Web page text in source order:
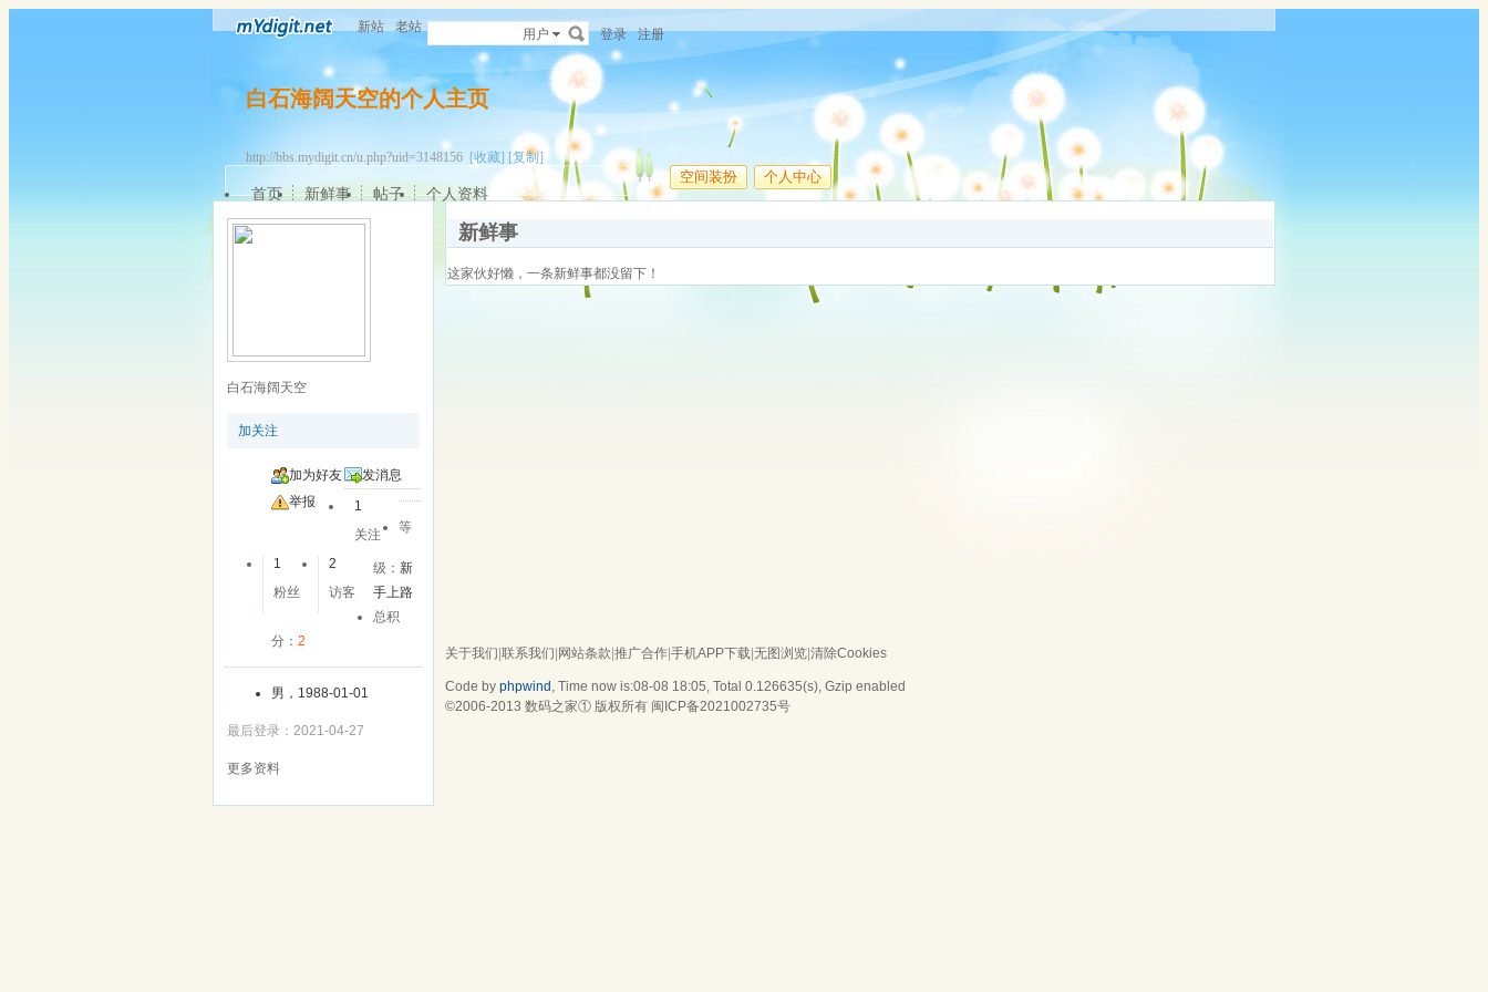
新站 老站 用户 登录 注册
白石海阔天空的个人主页
http://bbs.mydigit.cn/u.php?uid=3148156 [收藏] [复制]
空间装扮 个人中心
首页 新鲜事 帖子 个人资料
白石海阔天空
加关注
加为好友
发消息
举报
1
关注
1
粉丝
2
访客
等
级：新
手上路
总积
分： 2
男，1988-01-01
最后登录：2021-04-27
更多资料
新鲜事
这家伙好懒，一条新鲜事都没留下！
关于我们 联系我们 网站条款 推广合作 手机APP下载 无图浏览 清除Cookies
Code by phpwind , Time now is:08-08 18:05, Total 0.126635(s), Gzip enabled
©2006-2013 数码之家① 版权所有 闽ICP备2021002735号